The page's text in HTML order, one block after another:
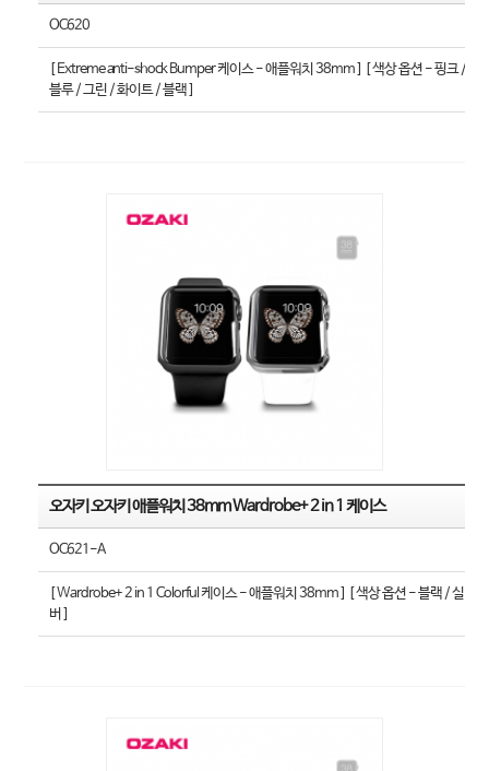
OC620
[ Extreme anti-shock Bumper 케이스 - 애플워치 38mm ] [ 색상 옵션 - 핑크 /
블루 / 그린 / 화이트 / 블랙 ]
오자키 오자키 애플워치 38mm Wardrobe+ 2 in 1 케이스
OC621-A
[ Wardrobe+ 2 in 1 Colorful 케이스 - 애플워치 38mm ] [ 색상 옵션 - 블랙 / 실
버 ]